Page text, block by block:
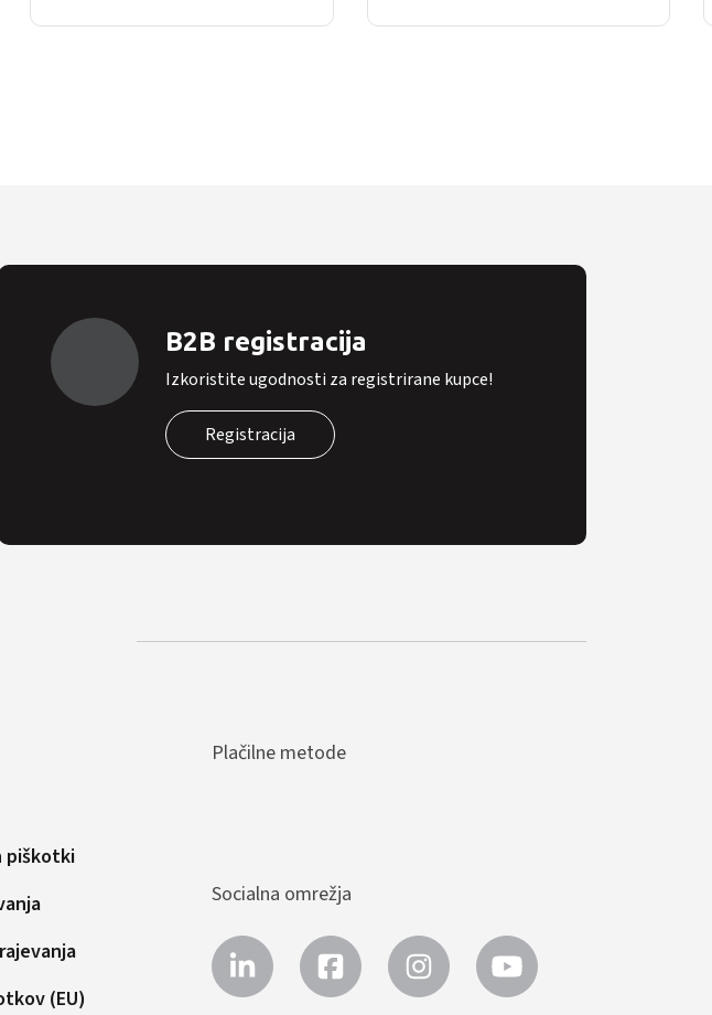
B2B registracija
Izkoristite ugodnosti za registrirane kupce!
Registracija
piškotki
(EU)
Plačilne metode
Socialna omrežja